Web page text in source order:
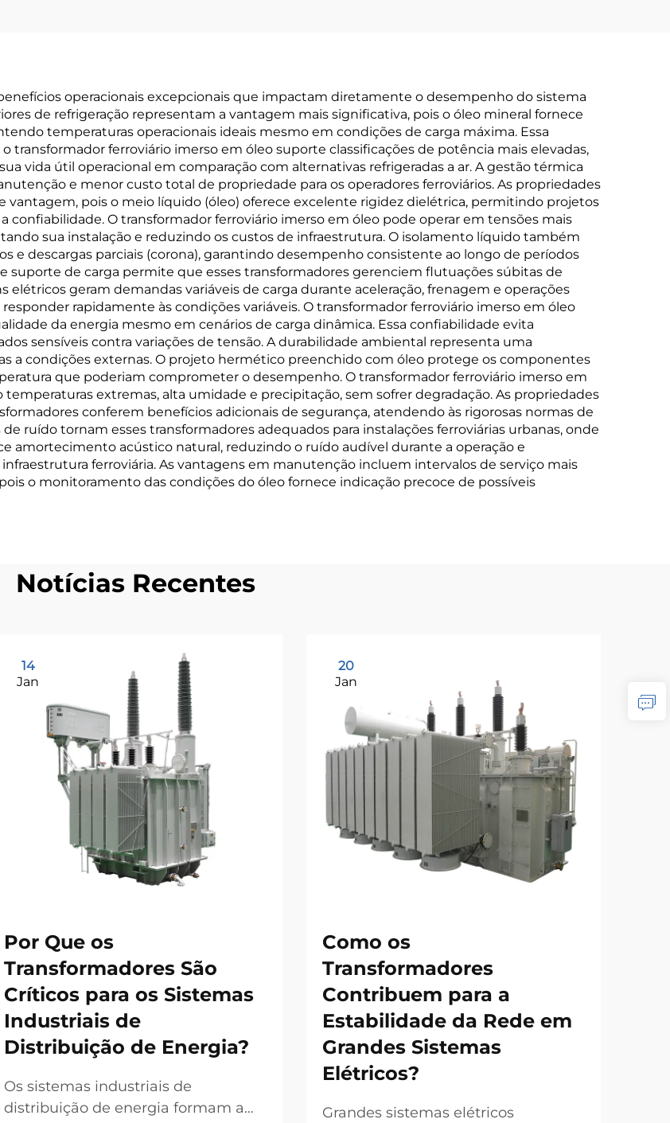
operacionais excepcionais que impactam diretamente o desempenho do sistema
de refrigeração representam a vantagem mais significativa, pois o óleo mineral fornece
temperaturas operacionais ideais mesmo em condições de carga máxima. Essa
transformador ferroviário imerso em óleo suporte classificações de potência mais elevadas,
vida útil operacional em comparação com alternativas refrigeradas a ar. A gestão térmica
e menor custo total de propriedade para os operadores ferroviários. As propriedades
pois o meio líquido (óleo) oferece excelente rigidez dielétrica, permitindo projetos
confiabilidade. O transformador ferroviário imerso em óleo pode operar em tensões mais
sua instalação e reduzindo os custos de infraestrutura. O isolamento líquido também
e descargas parciais (corona), garantindo desempenho consistente ao longo de períodos
suporte de carga permite que esses transformadores gerenciem flutuações súbitas de
elétricos geram demandas variáveis de carga durante aceleração, frenagem e operações
rapidamente às condições variáveis. O transformador ferroviário imerso em óleo
da energia mesmo em cenários de carga dinâmica. Essa confiabilidade evita
sensíveis contra variações de tensão. A durabilidade ambiental representa uma
a condições externas. O projeto hermético preenchido com óleo protege os componentes
que poderiam comprometer o desempenho. O transformador ferroviário imerso em
extremas, alta umidade e precipitação, sem sofrer degradação. As propriedades
conferem benefícios adicionais de segurança, atendendo às rigorosas normas de
ruído tornam esses transformadores adequados para instalações ferroviárias urbanas, onde
amortecimento acústico natural, reduzindo o ruído audível durante a operação e
ferroviária. As vantagens em manutenção incluem intervalos de serviço mais
o monitoramento das condições do óleo fornece indicação precoce de possíveis
Notícias Recentes
14
Jan
Por Que os
Transformadores São
Críticos para os Sistemas
Industriais de
Distribuição de Energia?
Os sistemas industriais de
distribuição de energia formam a
20
Jan
Como os
Transformadores
Contribuem para a
Estabilidade da Rede em
Grandes Sistemas
Elétricos?
Grandes sistemas elétricos